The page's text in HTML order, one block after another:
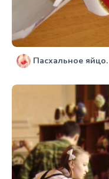
Пасхальное яйцо.